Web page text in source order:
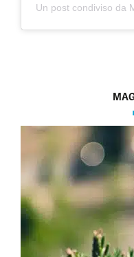
Un post condiviso da